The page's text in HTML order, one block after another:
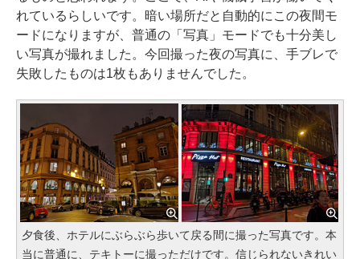
れているらしいです。暗い場所だと自動的にこの夜間モ
ードになりますが、普通の「写真」モードでも十分美し
い写真が撮れました。今回撮った夜の写真に、手ブレで
失敗したものは1枚もありませんでした。
夕食後、ホテルにぶらぶら歩いて戻る間に撮った写真です。本
当に普通に、テキトーに撮っただけです。信じられないきれい